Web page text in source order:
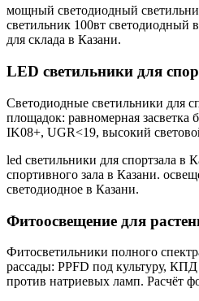
мощный светодиодный
светильник 100вт светодиодный
для склада в Казани.
LED светильники для
Светодиодные светильники для
площадок: равномерная засветка
IK08+, UGR<19, высокий
led светильники для спортзала в
спортивного зала в Казани.
светодиодное в Казани.
Фитоосвещение для
Фитосветильники полного
рассады: PPFD под культуру,
против натриевых ламп. Расчёт